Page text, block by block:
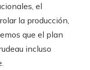
el
la producción,
que el plan
incluso